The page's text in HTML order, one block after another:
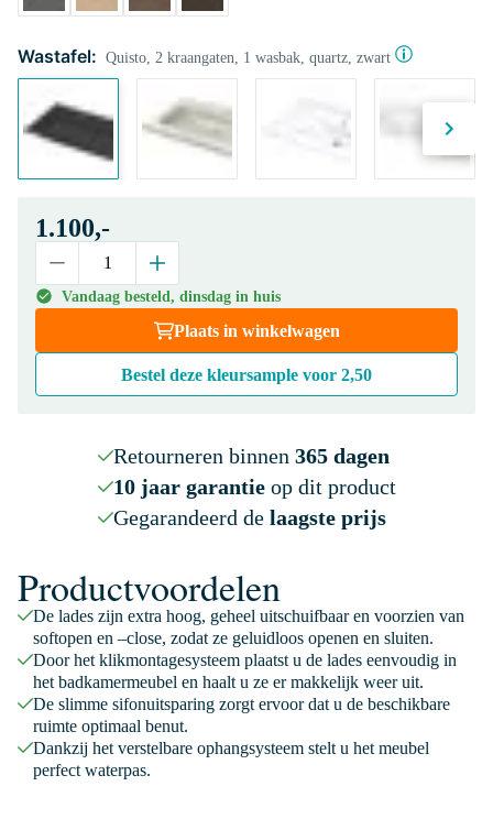
Wastafel: Quisto, 2 kraangaten, 1 wasbak, quartz, zwart
1.100,-
Vandaag besteld, dinsdag in huis
Plaats in winkelwagen
Bestel deze kleursample voor 2,50
Retourneren binnen 365 dagen
10 jaar garantieop dit product
Gegarandeerd de laagste prijs
Productvoordelen
De lades zijn extra hoog, geheel uitschuifbaar en voorzien van
softopen en –close, zodat ze geluidloos openen en sluiten.
Door het klikmontagesysteem plaatst u de lades eenvoudig in
het badkamermeubel en haalt u ze er makkelijk weer uit.
De slimme sifonuitsparing zorgt ervoor dat u de beschikbare
ruimte optimaal benut.
Dankzij het verstelbare ophangsysteem stelt u het meubel
perfect waterpas.